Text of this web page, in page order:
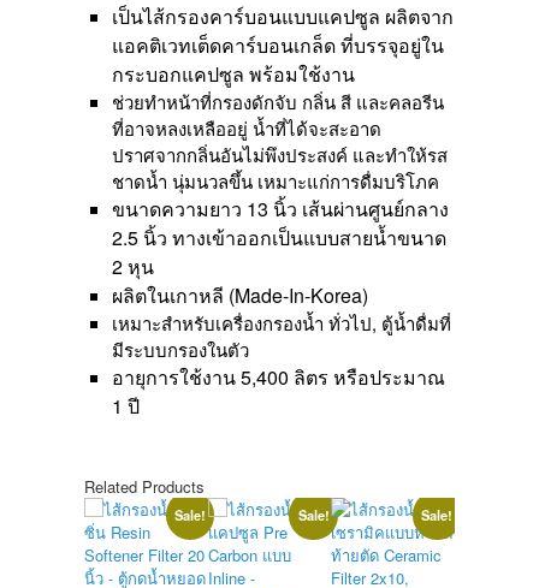
เป็นไส้กรองคาร์บอนแบบแคปซูล ผลิตจาก
แอคติเวทเต็ดคาร์บอนเกล็ด ที่บรรจุอยู่ใน
กระบอกแคปซูล พร้อมใช้งาน
ช่วยทำหน้าที่กรองดักจับ กลิ่น สี และคลอรีน
ที่อาจหลงเหลืออยู่ น้ำที่ได้จะสะอาด
ปราศจากกลิ่นอันไม่พึงประสงค์ และทำให้รส
ชาดน้ำ นุ่มนวลขึ้น เหมาะแก่การดื่มบริโภค
ขนาดความยาว 13 นิ้ว เส้นผ่านศูนย์กลาง
2.5 นิ้ว ทางเข้าออกเป็นแบบสายน้ำขนาด
2 หุน
ผลิตในเกาหลี (Made-In-Korea)
เหมาะสำหรับเครื่องกรองน้ำ ทั่วไป, ตู้น้ำดื่มที่
มีระบบกรองในตัว
อายุการใช้งาน 5,400 ลิตร หรือประมาณ
1 ปี
Related Products
Sale! Sale! Sale!